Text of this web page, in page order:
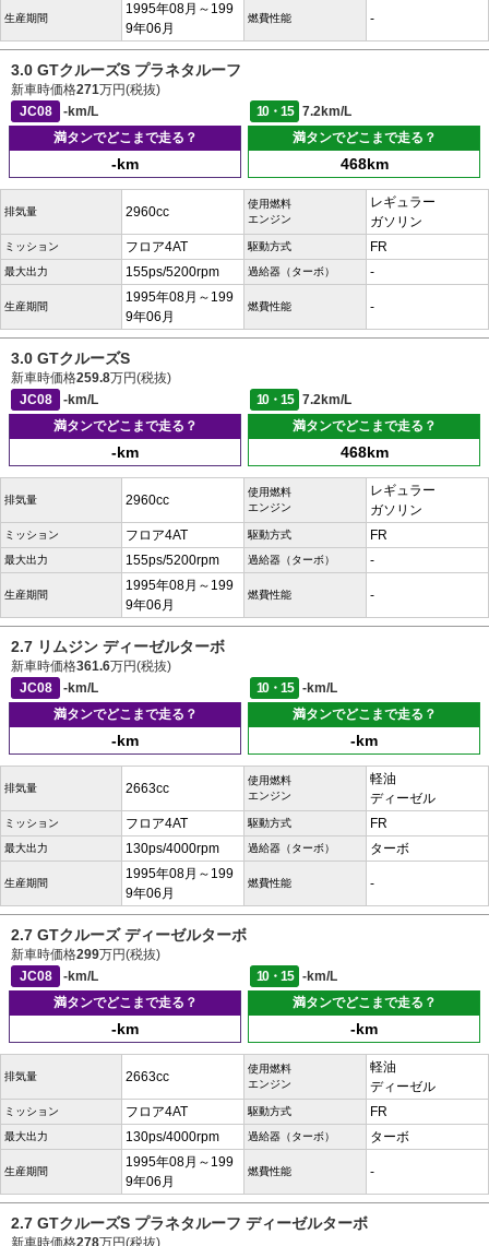
生産期間
1995年08月～199
9年06月
燃費性能 -
3.0 GTクルーズS プラネタルーフ
新車時価格271万円(税抜)
JC08
-km/L 10・15
7.2km/L
満タンでどこまで走る？
-km
満タンでどこまで走る？
468km
排気量 2960cc
使用燃料
エンジン
レギュラー
ガソリン
ミッション フロア4AT 駆動方式 FR
最大出力 155ps/5200rpm 過給器（ターボ） -
生産期間
1995年08月～199
9年06月
燃費性能 -
3.0 GTクルーズS
新車時価格259.8万円(税抜)
JC08
-km/L 10・15
7.2km/L
満タンでどこまで走る？
-km
満タンでどこまで走る？
468km
排気量 2960cc
使用燃料
エンジン
レギュラー
ガソリン
ミッション フロア4AT 駆動方式 FR
最大出力 155ps/5200rpm 過給器（ターボ） -
生産期間
1995年08月～199
9年06月
燃費性能 -
2.7 リムジン ディーゼルターボ
新車時価格361.6万円(税抜)
JC08
-km/L 10・15
-km/L
満タンでどこまで走る？
-km
満タンでどこまで走る？
-km
排気量 2663cc
使用燃料
エンジン
軽油
ディーゼル
ミッション フロア4AT 駆動方式 FR
最大出力 130ps/4000rpm 過給器（ターボ） ターボ
生産期間
1995年08月～199
9年06月
燃費性能 -
2.7 GTクルーズ ディーゼルターボ
新車時価格299万円(税抜)
JC08
-km/L 10・15
-km/L
満タンでどこまで走る？
-km
満タンでどこまで走る？
-km
排気量 2663cc
使用燃料
エンジン
軽油
ディーゼル
ミッション フロア4AT 駆動方式 FR
最大出力 130ps/4000rpm 過給器（ターボ） ターボ
生産期間
1995年08月～199
9年06月
燃費性能 -
2.7 GTクルーズS プラネタルーフ ディーゼルターボ